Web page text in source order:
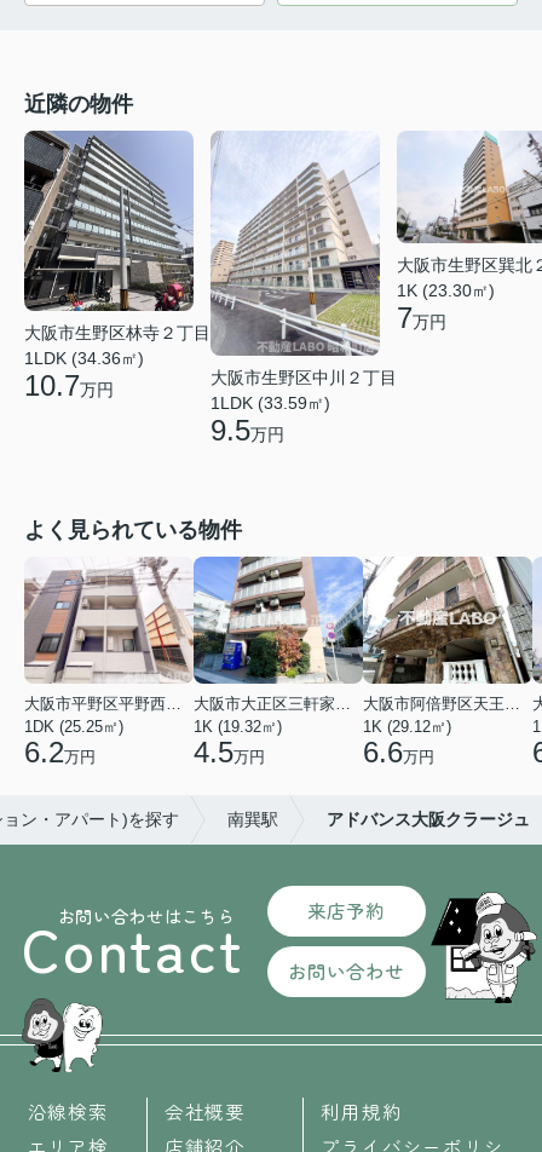
近隣の物件
大阪市生野区林寺２丁目
1LDK (34.36㎡)
10.7万円
大阪市生野区中川２丁目
1LDK (33.59㎡)
9.5万円
大阪市生野区巽北
1K (23.30㎡)
7万円
よく見られている物件
大阪市平野区平野西３丁目
1DK (25.25㎡)
6.2万円
大阪市大正区三軒家東４丁目
1K (19.32㎡)
4.5万円
大阪市阿倍野区天王寺町南２丁目
1K (29.12㎡)
6.6万円
ン・アパート)を探す 南巽駅 アドバンス大阪クラージュ
お問い合わせはこちら
Contact 来店予約
お問い合わせ
沿線検索
エリア検
会社概要
店舗紹介
利用規約
プライバシーポリシ